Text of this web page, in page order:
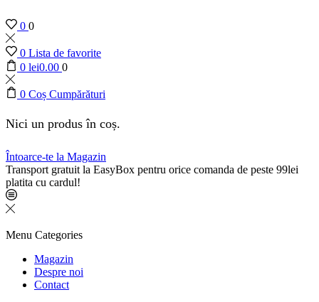
0 0
0 Lista de favorite
0 lei0.00 0
0 Coș Cumpărături
Nici un produs în coș.
Întoarce-te la Magazin
Transport gratuit la EasyBox pentru orice comanda de peste 99lei
platita cu cardul!
Menu Categories
Magazin
Despre noi
Contact